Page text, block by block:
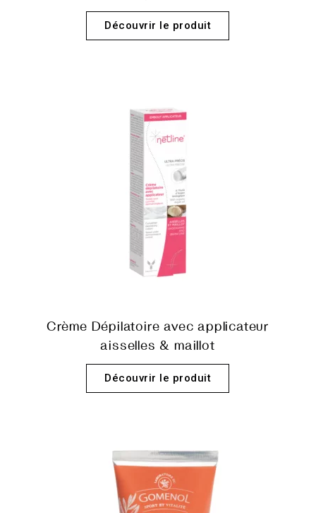
Découvrir le produit
Crème Dépilatoire avec applicateur
aisselles & maillot
Découvrir le produit